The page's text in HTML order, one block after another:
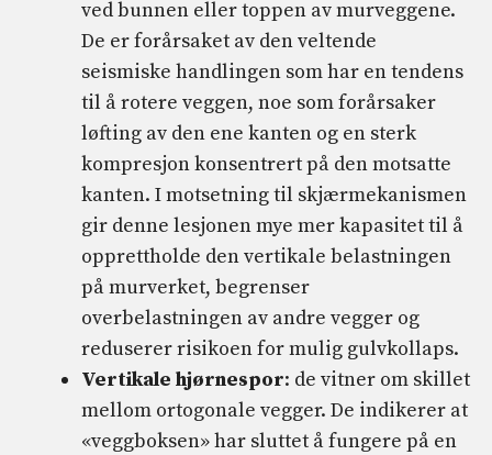
ved bunnen eller toppen av murveggene.
De er forårsaket av den veltende
seismiske handlingen som har en tendens
til å rotere veggen, noe som forårsaker
løfting av den ene kanten og en sterk
kompresjon konsentrert på den motsatte
kanten. I motsetning til skjærmekanismen
gir denne lesjonen mye mer kapasitet til å
opprettholde den vertikale belastningen
på murverket, begrenser
overbelastningen av andre vegger og
reduserer risikoen for mulig gulvkollaps.
Vertikale hjørnespor: de vitner om skillet
mellom ortogonale vegger. De indikerer at
«veggboksen» har sluttet å fungere på en